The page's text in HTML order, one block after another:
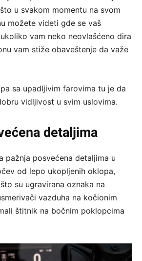
u svakom momentu na svom
možete videti gde se vaš
vam neko neovlašćeno dira
vam stiže obaveštenje da važe
sa upadljivim farovima tu je da
vidljivost u svim uslovima.
detaljima
pažnja posvećena detaljima u
od lepo ukopljenih oklopa,
su ugravirana oznaka na
vazduha na kočionim
štitnik na bočnim poklopcima